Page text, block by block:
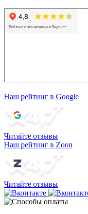
Наш рейтинг в Google
Читайте отзывы
Наш рейтинг в Zoon
Читайте отзывы